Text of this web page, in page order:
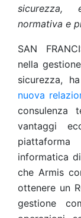
sicurezza,
normativa e
SAN
nella
sicurezza,
nuova
consulenza
vantaggi
informatica
che Armis
ottenere un
gestione